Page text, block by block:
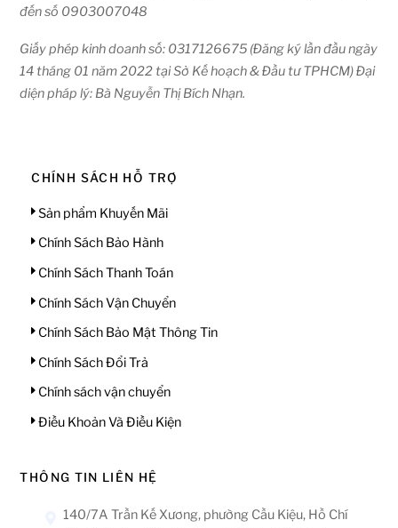
đến số 0903007048
Giấy phép kinh doanh số: 0317126675 (Đăng ký lần đầu ngày
14 tháng 01 năm 2022 tại Sở Kế hoạch & Đầu tư TPHCM) Đại
diện pháp lý: Bà Nguyễn Thị Bích Nhạn.
CHÍNH SÁCH HỖ TRỢ
Sản phẩm Khuyến Mãi
Chính Sách Bảo Hành
Chính Sách Thanh Toán
Chính Sách Vận Chuyển
Chính Sách Bảo Mật Thông Tin
Chính Sách Đổi Trả
Chính sách vận chuyển
Điều Khoản Và Điều Kiện
THÔNG TIN LIÊN HỆ
140/7A Trần Kế Xương, phường Cầu Kiệu, Hồ Chí